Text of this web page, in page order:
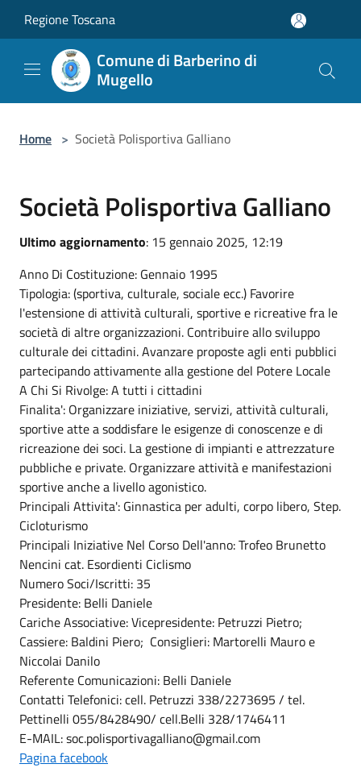
Regione Toscana
Comune di Barberino di
Mugello
Home > Società Polisportiva Galliano
Società Polisportiva Galliano
Ultimo aggiornamento: 15 gennaio 2025, 12:19
Anno Di Costituzione: Gennaio 1995
Tipologia: (sportiva, culturale, sociale ecc.) Favorire
l'estensione di attività culturali, sportive e ricreative fra le
società di altre organizzazioni. Contribuire allo sviluppo
culturale dei cittadini. Avanzare proposte agli enti pubblici
partecipando attivamente alla gestione del Potere Locale
A Chi Si Rivolge: A tutti i cittadini
Finalita': Organizzare iniziative, servizi, attività culturali,
sportive atte a soddisfare le esigenze di conoscenze e di
ricreazione dei soci. La gestione di impianti e attrezzature
pubbliche e private. Organizzare attività e manifestazioni
sportive anche a livello agonistico.
Principali Attivita': Ginnastica per adulti, corpo libero, Step.
Cicloturismo
Principali Iniziative Nel Corso Dell'anno: Trofeo Brunetto
Nencini cat. Esordienti Ciclismo
Numero Soci/Iscritti: 35
Presidente: Belli Daniele
Cariche Associative: Vicepresidente: Petruzzi Pietro;
Cassiere: Baldini Piero; Consiglieri: Martorelli Mauro e
Niccolai Danilo
Referente Comunicazioni: Belli Daniele
Contatti Telefonici: cell. Petruzzi 338/2273695 / tel.
Pettinelli 055/8428490/ cell.Belli 328/1746411
E-MAIL: soc.polisportivagalliano@gmail.com
Pagina facebook